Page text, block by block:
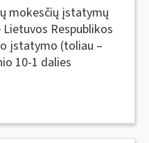
mokesčių įstatymų
Respublikos
įstatymo (toliau –
10-1 dalies